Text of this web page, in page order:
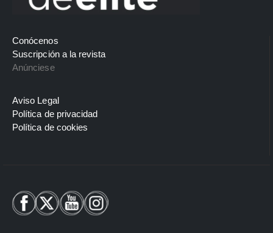
Conócenos
Suscripción a la revista
Anúnciese
Aviso Legal
Política de privacidad
Política de cookies